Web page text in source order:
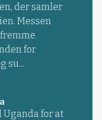
der samler
Messen
for
su...
Uganda for at